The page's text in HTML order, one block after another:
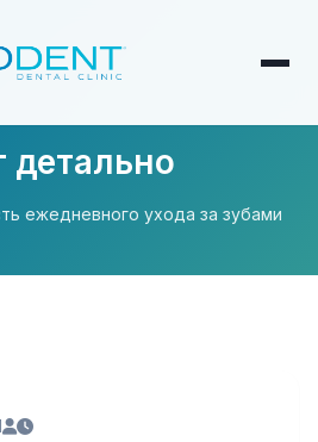
детально
ежедневного ухода за зубами